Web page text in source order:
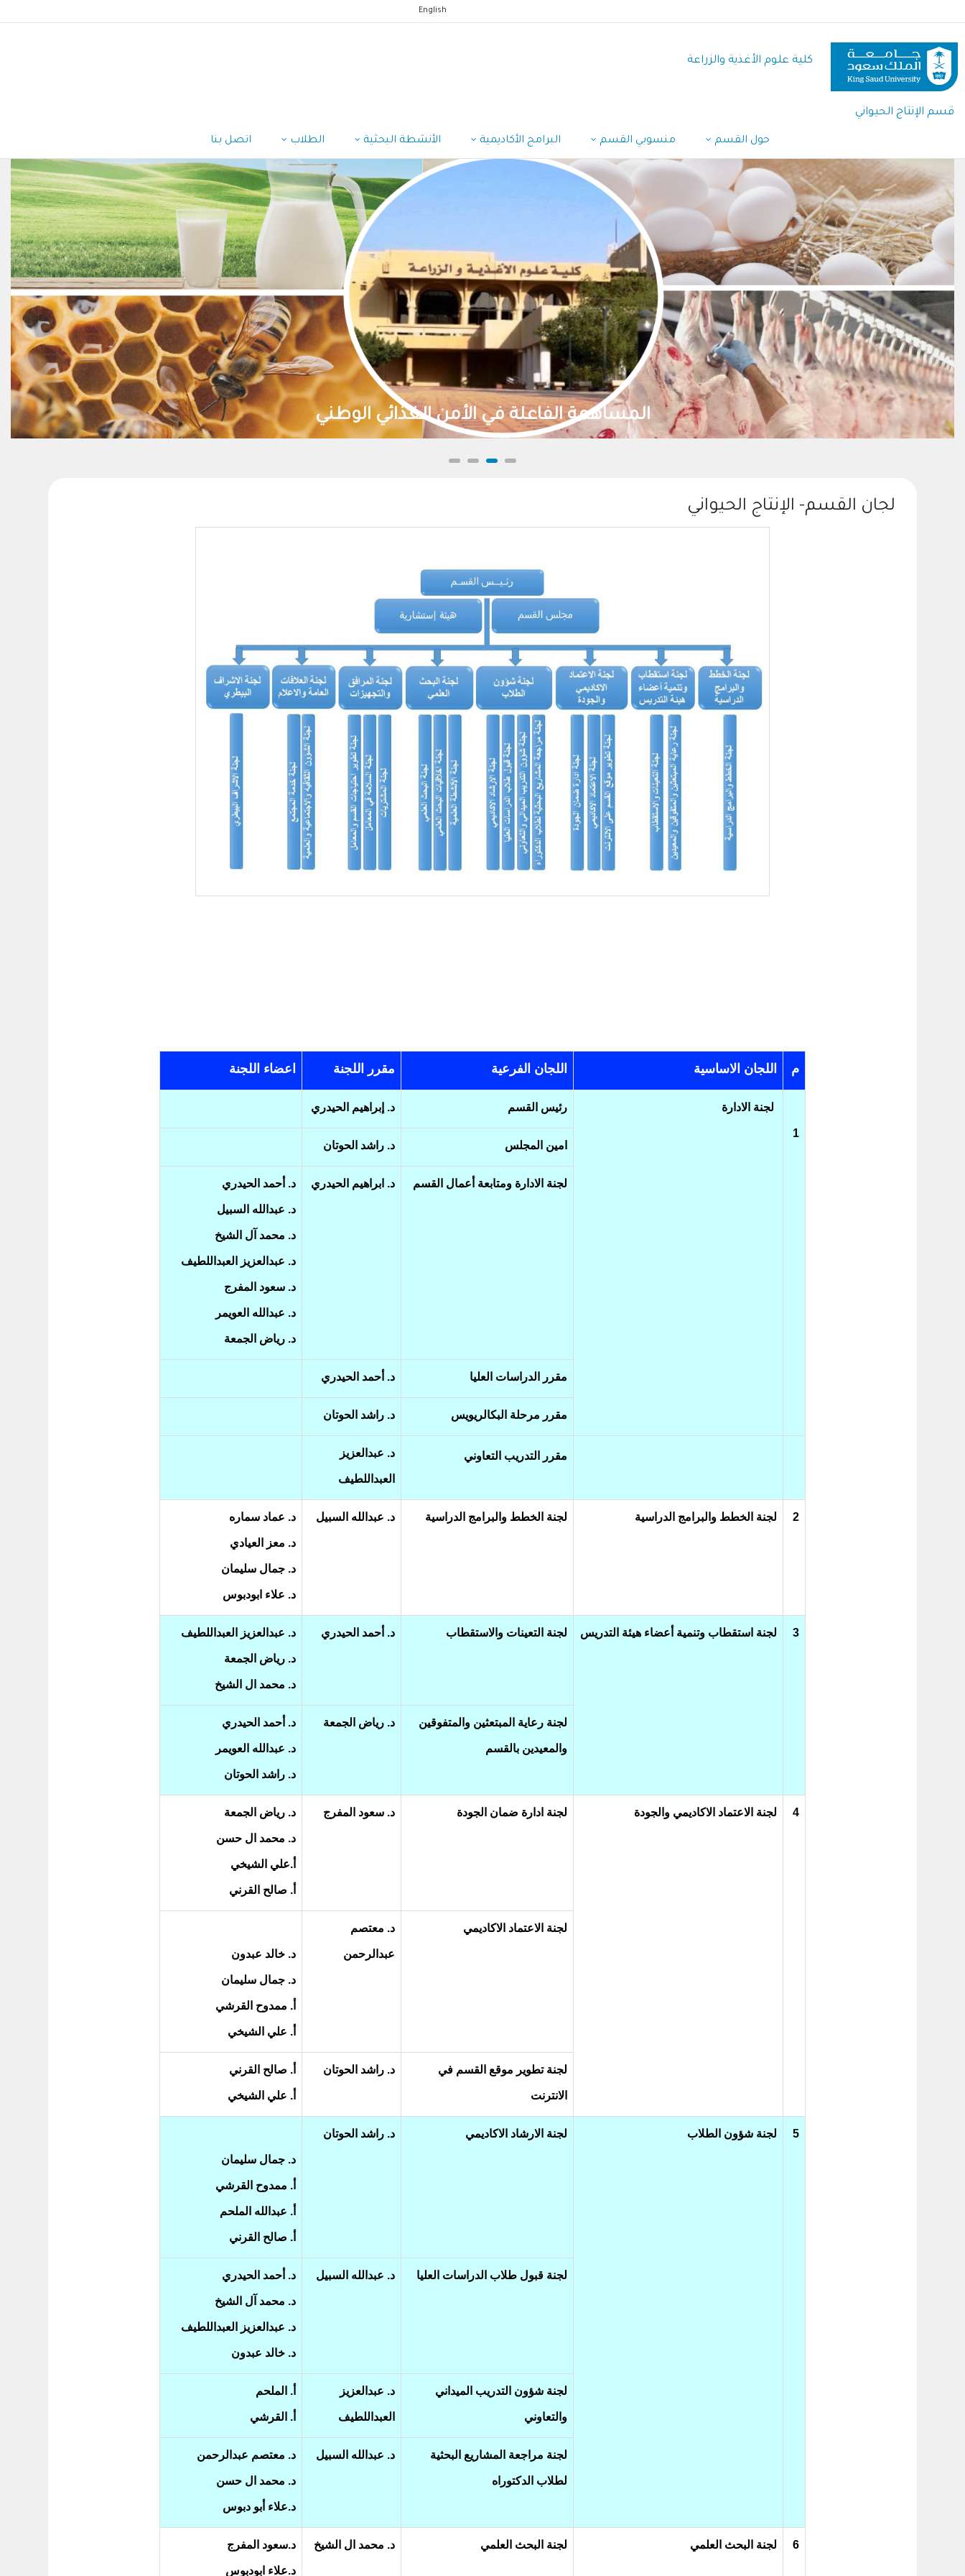
المحتوى
الرئيسي
English
كلية علوم الأغذية والزراعة
قسم الإنتاج الحيواني
حول القسم منسوبي القسم البرامج الأكاديمية الأنشطة البحثية الطلاب اتصل بنا
تنمية الموارد الطبيعية واستدامتها
لجان القسم- الإنتاج الحيواني
م اللجان الاساسية اللجان الفرعية مقرر اللجنة اعضاء اللجنة
1
لجنة الادارة رئيس القسم د. إبراهيم الحيدري
امين المجلس د. راشد الحوتان
لجنة الادارة ومتابعة أعمال القسم د. ابراهيم الحيدري د. أحمد الحيدري
د. عبدالله السبيل
د. محمد آل الشيخ
د. عبدالعزيز العبداللطيف
د. سعود المفرج
د. عبدالله العويمر
د. رياض الجمعة
مقرر الدراسات العليا د. أحمد الحيدري
مقرر مرحلة البكالريويس د. راشد الحوتان
مقرر التدريب التعاوني د. عبدالعزيز
العبداللطيف
2 لجنة الخطط والبرامج الدراسية لجنة الخطط والبرامج الدراسية د. عبدالله السبيل د. عماد سماره
د. معز العيادي
د. جمال سليمان
د. علاء ابودبوس
3 لجنة استقطاب وتنمية أعضاء هيئة التدريس لجنة التعينات والاستقطاب د. أحمد الحيدري د. عبدالعزيز العبداللطيف
د. رياض الجمعة
د. محمد ال الشيخ
لجنة رعاية المبتعثين والمتفوقين
والمعيدين بالقسم
د. رياض الجمعة د. أحمد الحيدري
د. عبدالله العويمر
د. راشد الحوتان
4 لجنة الاعتماد الاكاديمي والجودة لجنة ادارة ضمان الجودة د. سعود المفرج د. رياض الجمعة
د. محمد ال حسن
أ.علي الشيخي
أ. صالح القرني
لجنة الاعتماد الاكاديمي د. معتصم
عبدالرحمن د. خالد عبدون
د. جمال سليمان
أ. ممدوح القرشي
أ. علي الشيخي
لجنة تطوير موقع القسم في
الانترنت
د. راشد الحوتان أ. صالح القرني
أ. علي الشيخي
5 لجنة شؤون الطلاب لجنة الارشاد الاكاديمي د. راشد الحوتان
د. جمال سليمان
أ. ممدوح القرشي
أ. عبدالله الملحم
أ. صالح القرني
لجنة قبول طلاب الدراسات العليا د. عبدالله السبيل د. أحمد الحيدري
د. محمد آل الشيخ
د. عبدالعزيز العبداللطيف
د. خالد عبدون
لجنة شؤون التدريب الميداني
والتعاوني
د. عبدالعزيز
العبداللطيف
أ. الملحم
أ. القرشي
لجنة مراجعة المشاريع البحثية
لطلاب الدكتوراه
د. عبدالله السبيل د. معتصم عبدالرحمن
د. محمد ال حسن
د.علاء أبو دبوس
6 لجنة البحث العلمي لجنة البحث العلمي د. محمد ال الشيخ د.سعود المفرج
د.علاء ابودبوس